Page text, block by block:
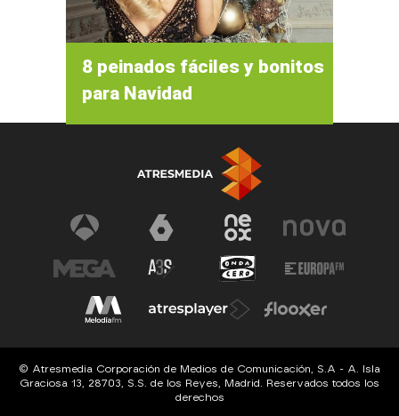
8 peinados fáciles y bonitos
para Navidad
© Atresmedia Corporación de Medios de Comunicación, S.A - A. Isla
Graciosa 13, 28703, S.S. de los Reyes, Madrid. Reservados todos los
derechos